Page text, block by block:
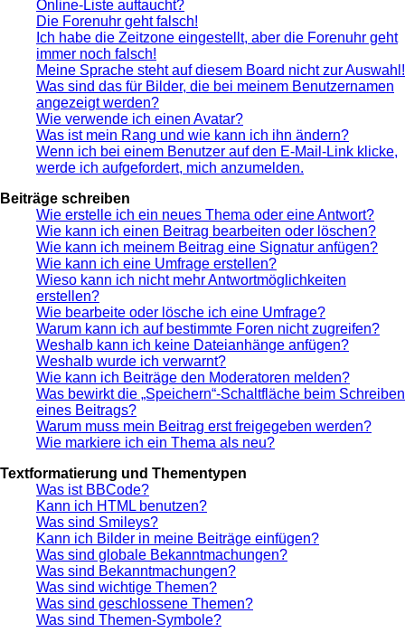
Online-Liste auftaucht?
Die Forenuhr geht falsch!
Ich habe die Zeitzone eingestellt, aber die Forenuhr geht
immer noch falsch!
Meine Sprache steht auf diesem Board nicht zur Auswahl!
Was sind das für Bilder, die bei meinem Benutzernamen
angezeigt werden?
Wie verwende ich einen Avatar?
Was ist mein Rang und wie kann ich ihn ändern?
Wenn ich bei einem Benutzer auf den E-Mail-Link klicke,
werde ich aufgefordert, mich anzumelden.
Beiträge schreiben
Wie erstelle ich ein neues Thema oder eine Antwort?
Wie kann ich einen Beitrag bearbeiten oder löschen?
Wie kann ich meinem Beitrag eine Signatur anfügen?
Wie kann ich eine Umfrage erstellen?
Wieso kann ich nicht mehr Antwortmöglichkeiten
erstellen?
Wie bearbeite oder lösche ich eine Umfrage?
Warum kann ich auf bestimmte Foren nicht zugreifen?
Weshalb kann ich keine Dateianhänge anfügen?
Weshalb wurde ich verwarnt?
Wie kann ich Beiträge den Moderatoren melden?
Was bewirkt die „Speichern“-Schaltfläche beim Schreiben
eines Beitrags?
Warum muss mein Beitrag erst freigegeben werden?
Wie markiere ich ein Thema als neu?
Textformatierung und Thementypen
Was ist BBCode?
Kann ich HTML benutzen?
Was sind Smileys?
Kann ich Bilder in meine Beiträge einfügen?
Was sind globale Bekanntmachungen?
Was sind Bekanntmachungen?
Was sind wichtige Themen?
Was sind geschlossene Themen?
Was sind Themen-Symbole?